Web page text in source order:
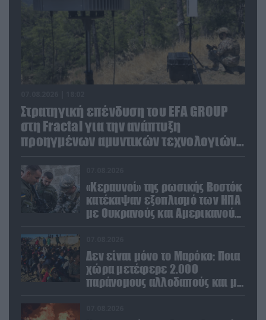
Στρατηγική επένδυση του EFA GROUP
στη Fractal για την ανάπτυξη
προηγμένων αμυντικών τεχνολογιών
σε Ελλάδα και Κύπρο
«Κεραυνοί» της ρωσικής Βοστόκ
κατέκαψαν εξοπλισμό των ΗΠΑ
με Ουκρανούς και Αμερικανούς
μισθοφόρους – Δείτε βίντεο
Δεν είναι μόνο το Μαρόκο: Ποια
χώρα μετέφερε 2.000
παράνομους αλλοδαπούς και με
ναρκωτικά στην Ισπανία